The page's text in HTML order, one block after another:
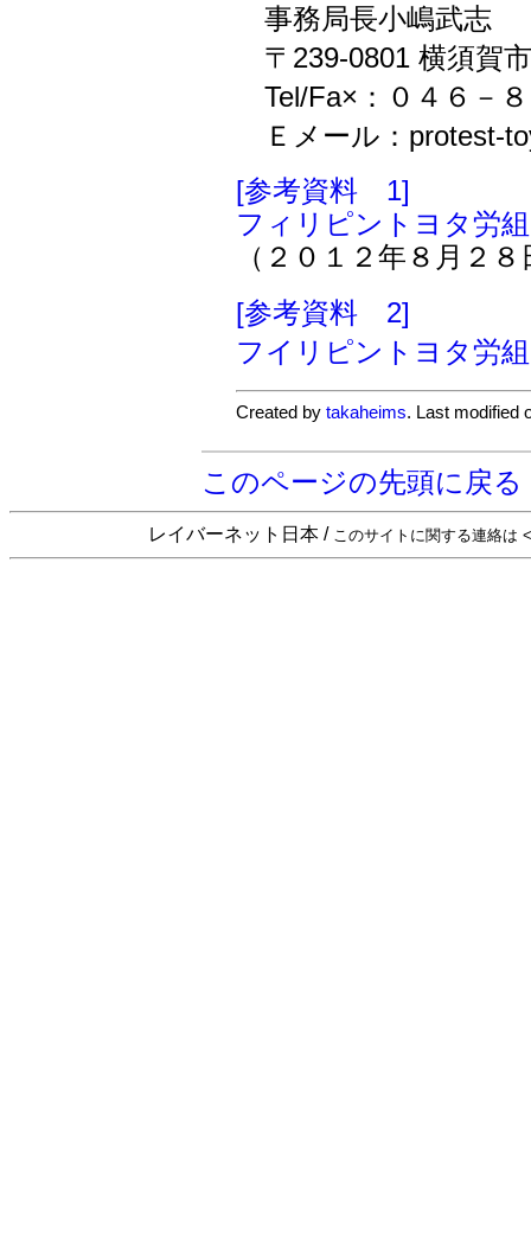
事務局長小嶋武志
〒239-0801 横須賀
Tel/Fa×：０４６－
Ｅメール：protest-
[参考資料 1]
フィリピントヨタ労
（２０１２年８月２
[参考資料 2]
フイリピントヨタ労
Created bytakaheims. Last modified
このページの先頭に戻る
レイバーネット日本 / このサイトに関する連絡は